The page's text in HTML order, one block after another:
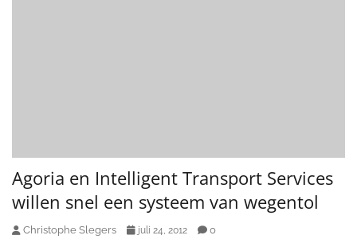
Agoria en Intelligent Transport Services
willen snel een systeem van wegentol
Christophe Slegers juli 24, 2012 0